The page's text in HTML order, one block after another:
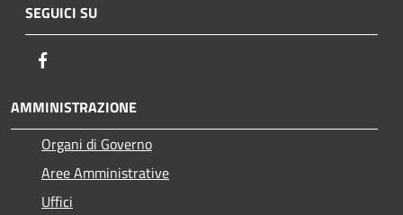
SEGUICI SU
AMMINISTRAZIONE
Organi di Governo
Aree Amministrative
Uffici